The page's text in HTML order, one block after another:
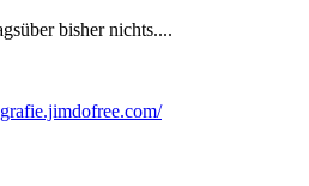
bisher nichts....